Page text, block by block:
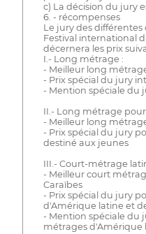
c) La décision du jury
6. - récompenses
Le jury des différentes
Festival international
décernera les prix
I.- Long métrage :
- Meilleur long
- Prix spécial du jury
- Mention spéciale du
II.- Long métrage
- Meilleur long
- Prix spécial du jury
destiné aux jeunes
III.- Court-métrage
- Meilleur court
Caraïbes
- Prix spécial du jury
d'Amérique latine et
- Mention spéciale du
métrages d'Amérique